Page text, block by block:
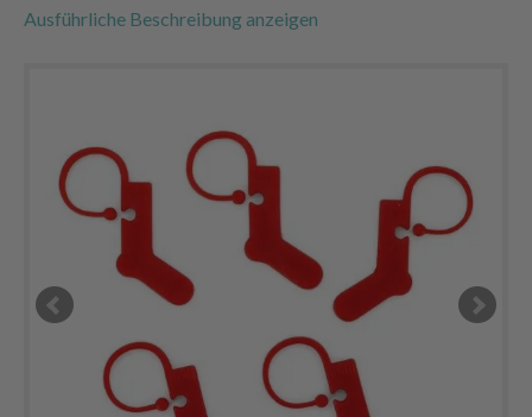
Ausführliche Beschreibung anzeigen